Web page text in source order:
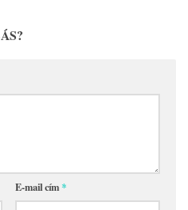
E-mail cím*